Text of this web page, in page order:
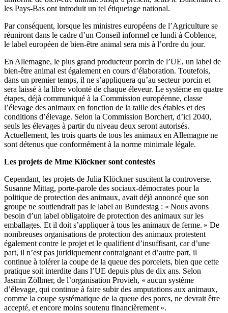
les Pays-Bas ont introduit un tel étiquetage national.
Par conséquent, lorsque les ministres européens de l’Agriculture se
réuniront dans le cadre d’un Conseil informel ce lundi à Coblence,
le label européen de bien-être animal sera mis à l’ordre du jour.
En Allemagne, le plus grand producteur porcin de l’UE, un label de
bien-être animal est également en cours d’élaboration. Toutefois,
dans un premier temps, il ne s’appliquera qu’au secteur porcin et
sera laissé à la libre volonté de chaque éleveur. Le système en quatre
étapes, déjà communiqué à la Commission européenne, classe
l’élevage des animaux en fonction de la taille des étables et des
conditions d’élevage. Selon la Commission Borchert, d’ici 2040,
seuls les élevages à partir du niveau deux seront autorisés.
Actuellement, les trois quarts de tous les animaux en Allemagne ne
sont détenus que conformément à la norme minimale légale.
Les projets de Mme Klöckner sont contestés
Cependant, les projets de Julia Klöckner suscitent la controverse.
Susanne Mittag, porte-parole des sociaux-démocrates pour la
politique de protection des animaux, avait déjà annoncé que son
groupe ne soutiendrait pas le label au Bundestag : « Nous avons
besoin d’un label obligatoire de protection des animaux sur les
emballages. Et il doit s’appliquer à tous les animaux de ferme. » De
nombreuses organisations de protection des animaux protestent
également contre le projet et le qualifient d’insuffisant, car d’une
part, il n’est pas juridiquement contraignant et d’autre part, il
continue à tolérer la coupe de la queue des porcelets, bien que cette
pratique soit interdite dans l’UE depuis plus de dix ans. Selon
Jasmin Zöllmer, de l’organisation Provieh, « aucun système
d’élevage, qui continue à faire subir des amputations aux animaux,
comme la coupe systématique de la queue des porcs, ne devrait être
accepté, et encore moins soutenu financièrement ».